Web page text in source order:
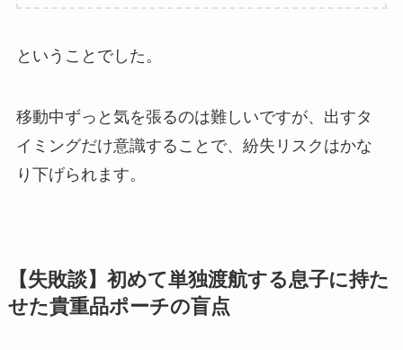
ということでした。
移動中ずっと気を張るのは難しいですが、出すタ
イミングだけ意識することで、紛失リスクはかな
り下げられます。
【失敗談】初めて単独渡航する息子に持た
せた貴重品ポーチの盲点